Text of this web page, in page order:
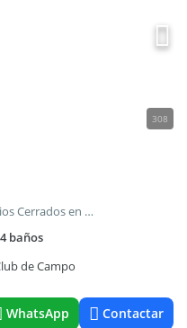
308
Abril Club De Campo, Countries y Barrios Cerrados en Berazategui
4 baños
de Campo
WhatsApp Contactar